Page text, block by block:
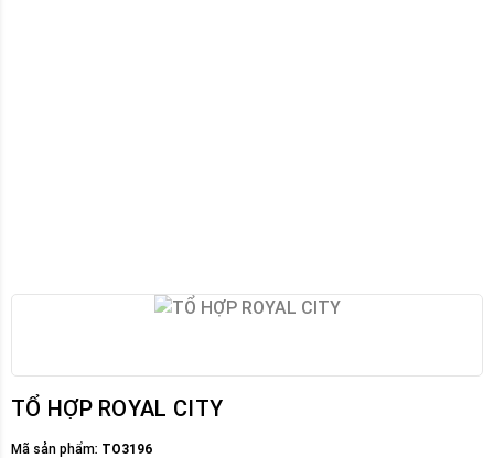
TỔ HỢP ROYAL CITY
Mã sản phẩm: TO3196